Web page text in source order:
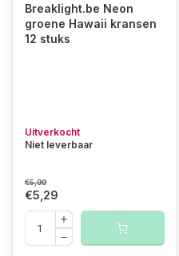
Breaklight.be Neon
groene Hawaii kransen
12 stuks
Uitverkocht
Niet leverbaar
€5,99
€5,29